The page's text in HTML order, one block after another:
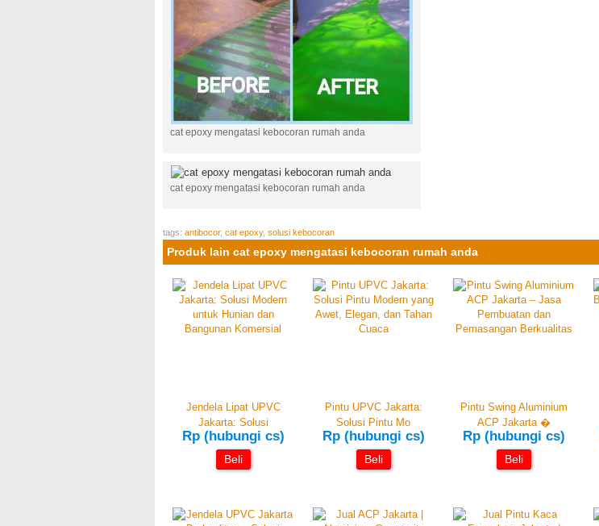
cat epoxy mengatasi kebocoran rumah anda
cat epoxy mengatasi kebocoran rumah anda
tags: antibocor, cat epoxy, solusi kebocoran
Produk lain cat epoxy mengatasi kebocoran rumah anda
Jendela Lipat UPVC
Jakarta: Solusi
Rp (hubungi cs)
Beli
Pintu UPVC Jakarta:
Solusi Pintu Mo
Rp (hubungi cs)
Beli
Pintu Swing Aluminium
ACP Jakarta �
Rp (hubungi cs)
Beli